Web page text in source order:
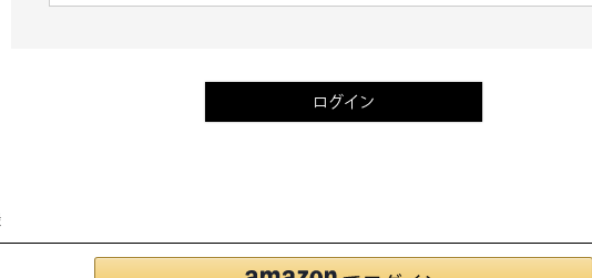
須)
ログイン